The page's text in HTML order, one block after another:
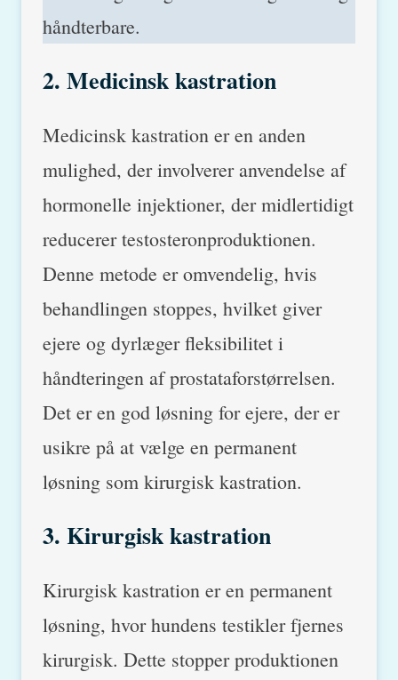
håndterbare.
2. Medicinsk kastration
Medicinsk kastration er en anden
mulighed, der involverer anvendelse af
hormonelle injektioner, der midlertidigt
reducerer testosteronproduktionen.
Denne metode er omvendelig, hvis
behandlingen stoppes, hvilket giver
ejere og dyrlæger fleksibilitet i
håndteringen af prostataforstørrelsen.
Det er en god løsning for ejere, der er
usikre på at vælge en permanent
løsning som kirurgisk kastration.
3. Kirurgisk kastration
Kirurgisk kastration er en permanent
løsning, hvor hundens testikler fjernes
kirurgisk. Dette stopper produktionen